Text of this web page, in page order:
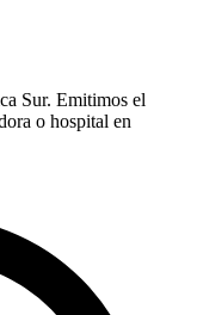
Sur. Emitimos el
o hospital en